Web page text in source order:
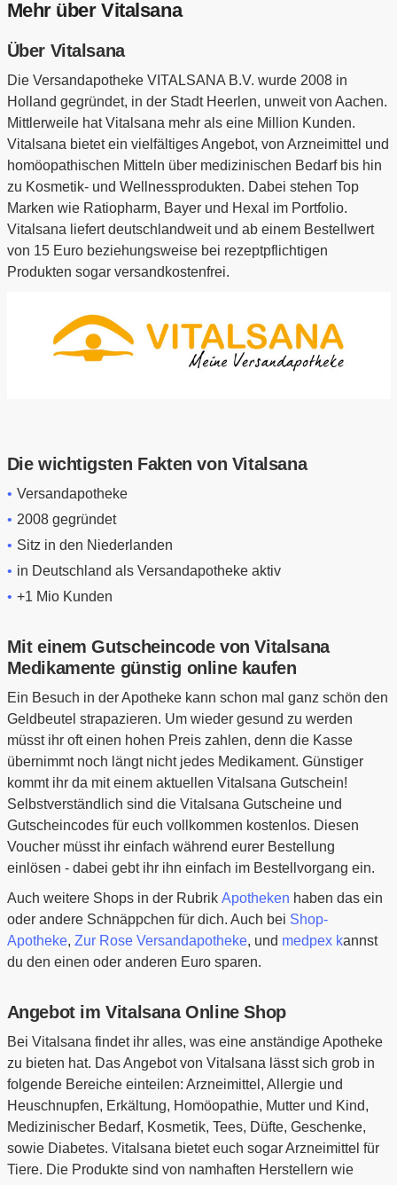
Mehr über Vitalsana
Über Vitalsana
Die Versandapotheke VITALSANA B.V. wurde 2008 in
Holland gegründet, in der Stadt Heerlen, unweit von Aachen.
Mittlerweile hat Vitalsana mehr als eine Million Kunden.
Vitalsana bietet ein vielfältiges Angebot, von Arzneimittel und
homöopathischen Mitteln über medizinischen Bedarf bis hin
zu Kosmetik- und Wellnessprodukten. Dabei stehen Top
Marken wie Ratiopharm, Bayer und Hexal im Portfolio.
Vitalsana liefert deutschlandweit und ab einem Bestellwert
von 15 Euro beziehungsweise bei rezeptpflichtigen
Produkten sogar versandkostenfrei.
Die wichtigsten Fakten von Vitalsana
Versandapotheke
2008 gegründet
Sitz in den Niederlanden
in Deutschland als Versandapotheke aktiv
+1 Mio Kunden
Mit einem Gutscheincode von Vitalsana
Medikamente günstig online kaufen
Ein Besuch in der Apotheke kann schon mal ganz schön den
Geldbeutel strapazieren. Um wieder gesund zu werden
müsst ihr oft einen hohen Preis zahlen, denn die Kasse
übernimmt noch längt nicht jedes Medikament. Günstiger
kommt ihr da mit einem aktuellen Vitalsana Gutschein!
Selbstverständlich sind die Vitalsana Gutscheine und
Gutscheincodes für euch vollkommen kostenlos. Diesen
Voucher müsst ihr einfach während eurer Bestellung
einlösen - dabei gebt ihr ihn einfach im Bestellvorgang ein.
Auch weitere Shops in der RubrikApotheken haben das ein
oder andere Schnäppchen für dich. Auch bei Shop-
Apotheke, Zur Rose Versandapotheke, und medpex kannst
du den einen oder anderen Euro sparen.
Angebot im Vitalsana Online Shop
Bei Vitalsana findet ihr alles, was eine anständige Apotheke
zu bieten hat. Das Angebot von Vitalsana lässt sich grob in
folgende Bereiche einteilen: Arzneimittel, Allergie und
Heuschnupfen, Erkältung, Homöopathie, Mutter und Kind,
Medizinischer Bedarf, Kosmetik, Tees, Düfte, Geschenke,
sowie Diabetes. Vitalsana bietet euch sogar Arzneimittel für
Tiere. Die Produkte sind von namhaften Herstellern wie